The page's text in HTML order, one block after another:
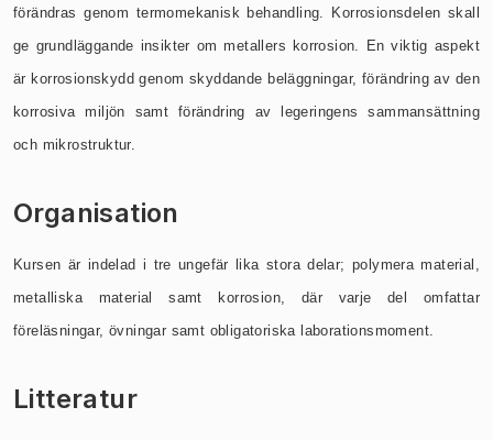
förändras genom termomekanisk behandling. Korrosionsdelen skall
ge grundläggande insikter om metallers korrosion. En viktig aspekt
är korrosionskydd genom skyddande beläggningar, förändring av den
korrosiva miljön samt förändring av legeringens sammansättning
och mikrostruktur.
Organisation
Kursen är indelad i tre ungefär lika stora delar; polymera material,
metalliska material samt korrosion, där varje del omfattar
föreläsningar, övningar samt obligatoriska laborationsmoment.
Litteratur